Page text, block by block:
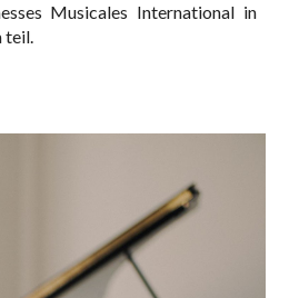
Musicales International in
teil.